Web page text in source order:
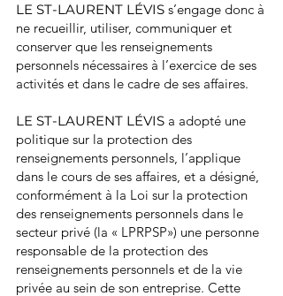
LE ST-LAURENT LÉVIS s’engage donc à
ne recueillir, utiliser, communiquer et
conserver que les renseignements
personnels nécessaires à l’exercice de ses
activités et dans le cadre de ses affaires.
LE ST-LAURENT LÉVIS a adopté une
politique sur la protection des
renseignements personnels, l’applique
dans le cours de ses affaires, et a désigné,
conformément à la Loi sur la protection
des renseignements personnels dans le
secteur privé (la « LPRPSP») une personne
responsable de la protection des
renseignements personnels et de la vie
privée au sein de son entreprise. Cette